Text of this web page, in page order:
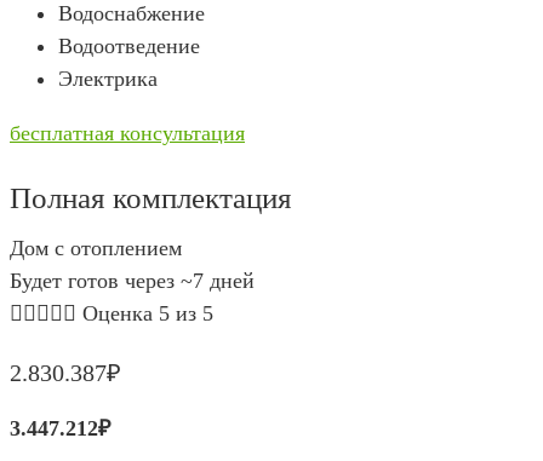
Водоснабжение
Водоотведение
Электрика
бесплатная консультация
Полная комплектация
Дом с отоплением
Будет готов через ~7 дней
     Оценка 5 из 5
2.830.387₽
3.447.212₽